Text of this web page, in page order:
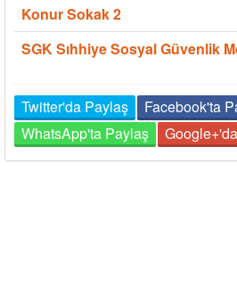
Konur Sokak 2
SGK Sıhhiye Sosyal Güvenlik
Twitter'da Paylaş
Facebook'ta
WhatsApp'ta Paylaş